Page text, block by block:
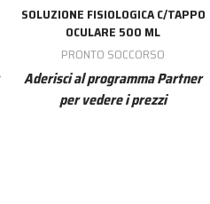
SOLUZIONE FISIOLOGICA C/TAPPO
OCULARE 500 ML
PRONTO SOCCORSO
Aderisci al programma Partner
per vedere i prezzi